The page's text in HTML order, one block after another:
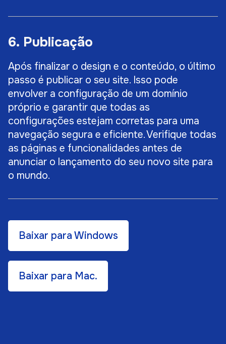
6. Publicação
Após finalizar o design e o conteúdo, o último
passo é publicar o seu site. Isso pode
envolver a configuração de um domínio
próprio e garantir que todas as
configurações estejam corretas para uma
navegação segura e eficiente. Verifique todas
as páginas e funcionalidades antes de
anunciar o lançamento do seu novo site para
o mundo.
Baixar para Windows
Baixar para Mac.